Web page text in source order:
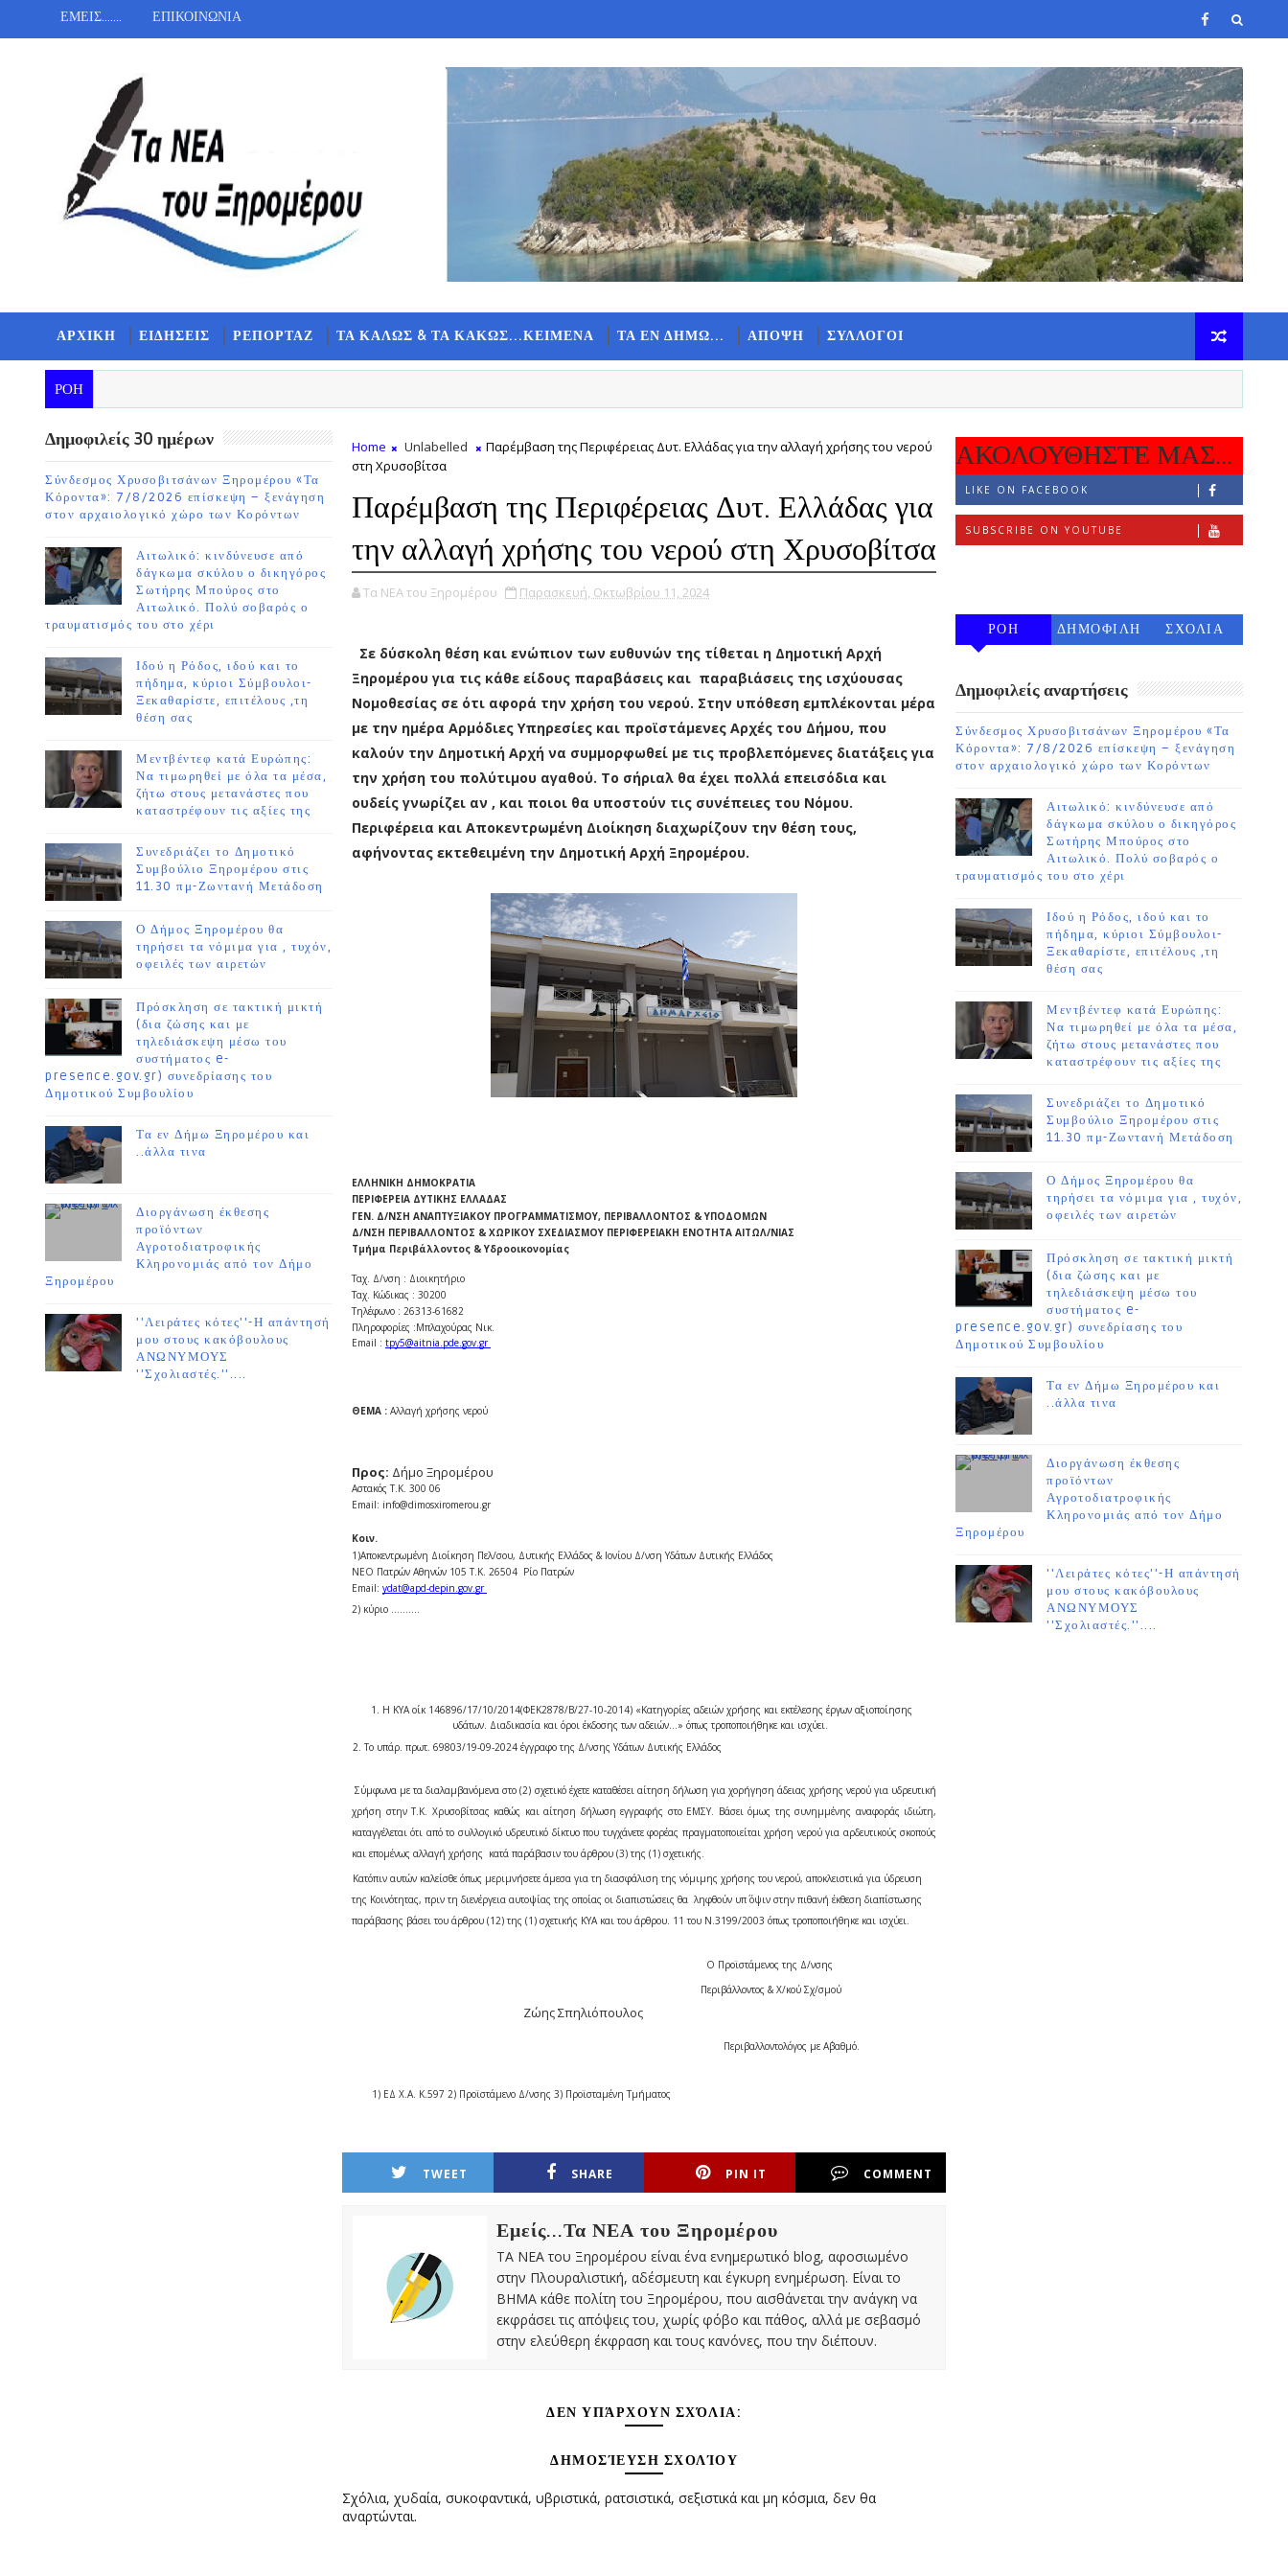
ΕΜΕΙΣ....... ΕΠΙΚΟΙΝΩΝΙΑ
ΑΡΧΙΚΗ ΕΙΔΗΣΕΙΣ ΡΕΠΟΡΤΑΖ ΤΑ ΚΑΛΩΣ & ΤΑ ΚΑΚΩΣ...ΚΕΙΜΕΝΑ ΤΑ ΕΝ ΔΗΜΩ... ΑΠΟΨΗ ΣΥΛΛΟΓΟΙ
ΡΟΗ
Δημοφιλείς 30 ημέρων
Σύνδεσμος Χρυσοβιτσάνων Ξηρομέρου «Τα
Κόροντα»: 7/8/2026 επίσκεψη – ξενάγηση
στον αρχαιολογικό χώρο των Κορόντων
Αιτωλικό: κινδύνευσε από
δάγκωμα σκύλου ο δικηγόρος
Σωτήρης Μπούρος στο
Αιτωλικό. Πολύ σοβαρός ο
τραυματισμός του στο χέρι
Ιδού η Ρόδος, ιδού και το
πήδημα, κύριοι Σύμβουλοι-
Ξεκαθαρίστε, επιτέλους ,τη
θέση σας
Μεντβέντεφ κατά Ευρώπης:
Να τιμωρηθεί με όλα τα μέσα,
ζήτω στους μετανάστες που
καταστρέφουν τις αξίες της
Συνεδριάζει το Δημοτικό
Συμβούλιο Ξηρομέρου στις
11.30 πμ-Ζωντανή Μετάδοση
Ο Δήμος Ξηρομέρου θα
τηρήσει τα νόμιμα για , τυχόν,
οφειλές των αιρετών
Πρόσκληση σε τακτική μικτή
(δια ζώσης και με
τηλεδιάσκεψη μέσω του
συστήματος e-
presence.gov.gr) συνεδρίασης του
Δημοτικού Συμβουλίου
Τα εν Δήμω Ξηρομέρου και
..άλλα τινα
Διοργάνωση έκθεσης
προϊόντων
Αγροτοδιατροφικής
Κληρονομιάς από τον Δήμο
Ξηρομέρου
''Λειράτες κότες''-Η απάντησή
μου στους κακόβουλους
ΑΝΩΝΥΜΟΥΣ
''Σχολιαστές.''....
Home Unlabelled
Παρέμβαση της Περιφέρειας Δυτ. Ελλάδας για την αλλαγή χρήσης του νερού
στη Χρυσοβίτσα
Παρέμβαση της Περιφέρειας Δυτ. Ελλάδας για
την αλλαγή χρήσης του νερού στη Χρυσοβίτσα
Τα ΝΕΑ του Ξηρομέρου Παρασκευή, Οκτωβρίου 11, 2024
Σε δύσκολη θέση και ενώπιον των ευθυνών της τίθεται η Δημοτική Αρχή
Ξηρομέρου για τις κάθε είδους παραβάσεις και παραβιάσεις της ισχύουσας
Νομοθεσίας σε ότι αφορά την χρήση του νερού. Στην υπόθεση εμπλέκονται μέρα
με την ημέρα Αρμόδιες Υπηρεσίες και προϊστάμενες Αρχές του Δήμου, που
καλούν την Δημοτική Αρχή να συμμορφωθεί με τις προβλεπόμενες διατάξεις για
την χρήση του πολύτιμου αγαθού. Το σήριαλ θα έχει πολλά επεισόδια και
ουδείς γνωρίζει αν , και ποιοι θα υποστούν τις συνέπειες του Νόμου.
Περιφέρεια και Αποκεντρωμένη Διοίκηση διαχωρίζουν την θέση τους,
αφήνοντας εκτεθειμένη την Δημοτική Αρχή Ξηρομέρου.
ΕΛΛΗΝΙΚΗ ΔΗΜΟΚΡΑΤΙΑ
ΠΕΡΙΦΕΡΕΙΑ ΔΥΤΙΚΗΣ ΕΛΛΑΔΑΣ
ΓΕΝ. Δ/ΝΣΗ ΑΝΑΠΤΥΞΙΑΚΟΥ ΠΡΟΓΡΑΜΜΑΤΙΣΜΟΥ, ΠΕΡΙΒΑΛΛΟΝΤΟΣ & ΥΠΟΔΟΜΩΝ
Δ/ΝΣΗ ΠΕΡΙΒΑΛΛΟΝΤΟΣ & ΧΩΡΙΚΟΥ ΣΧΕΔΙΑΣΜΟΥ ΠΕΡΙΦΕΡΕΙΑΚΗ ΕΝΟΤΗΤΑ ΑΙΤΩΛ/ΝΙΑΣ
Τμήμα Περιβάλλοντος & Υδροοικονομίας
Ταχ. Δ/νση : Διοικητήριο
Ταχ. Κώδικας : 30200
Τηλέφωνο : 26313-61682
Πληροφορίες :Μπλαχούρας Νικ.
Εmail : tpy5@aitnia.pde.gov.gr
ΘΕΜΑ : Aλλαγή χρήσης νερού
Προς: Δήμο Ξηρομέρου
Αστακός Τ.Κ. 300 06
Email: info@dimosxiromerou.gr
Κοιν.
1)Αποκεντρωμένη Διοίκηση Πελ/σου, Δυτικής Ελλάδος & Ιονίου Δ/νση Υδάτων Δυτικής Ελλάδος
ΝΕΟ Πατρών Αθηνών 105 Τ.Κ. 26504 Ρίο Πατρών
Email: ydat@apd-depin.gov.gr
2) κύριο ..........
1. Η ΚΥΑ οίκ 146896/17/10/2014(ΦΕΚ2878/Β/27-10-2014) «Κατηγορίες αδειών χρήσης και εκτέλεσης έργων αξιοποίησης
υδάτων. Διαδικασία και όροι έκδοσης των αδειών…» όπως τροποποιήθηκε και ισχύει.
2.Το υπ΄αρ. πρωτ. 69803/19-09-2024 έγγραφο της Δ/νσης Υδάτων Δυτικής Ελλάδος
Σύμφωνα με τα διαλαμβανόμενα στο (2) σχετικό έχετε καταθέσει αίτηση δήλωση για χορήγηση άδειας χρήσης νερού για υδρευτική
χρήση στην Τ.Κ. Χρυσοβίτσας καθώς και αίτηση δήλωση εγγραφής στο ΕΜΣΥ. Βάσει όμως της συνημμένης αναφοράς ιδιώτη,
καταγγέλεται ότι από το συλλογικό υδρευτικό δίκτυο που τυγχάνετε φορέας πραγματοποιείται χρήση νερού για αρδευτικούς σκοπούς
και επομένως αλλαγή χρήσης κατά παράβασιν του άρθρου (3) της (1) σχετικής.
Κατόπιν αυτών καλείσθε όπως μεριμνήσετε άμεσα για τη διασφάλιση της νόμιμης χρήσης του νερού, αποκλειστικά για ύδρευση
της Κοινότητας, πριν τη διενέργεια αυτοψίας της οποίας οι διαπιστώσεις θα ληφθούν υπ΄ όψιν στην πιθανή έκθεση διαπίστωσης
παράβασης βάσει του άρθρου (12) της (1) σχετικής ΚΥΑ και του άρθρου. 11 του Ν.3199/2003 όπως τροποποιήθηκε και ισχύει.
Ο Προϊστάμενος της Δ/νσης
Περιβάλλοντος & Χ/κού Σχ/σμού
Ζώης Σπηλιόπουλος
Περιβαλλοντολόγος με Α΄βαθμό.
1) ΕΔ Χ.Α. Κ.597 2) Προϊστάμενο Δ/νσης 3) Προϊσταμένη Τμήματος
TWEET SHARE PIN IT COMMENT
Εμείς...Τα ΝΕΑ του Ξηρομέρου
ΤΑ ΝΕΑ του Ξηρομέρου είναι ένα ενημερωτικό blog, αφοσιωμένο
στην Πλουραλιστική, αδέσμευτη και έγκυρη ενημέρωση. Είναι το
ΒΗΜΑ κάθε πολίτη του Ξηρομέρου, που αισθάνεται την ανάγκη να
εκφράσει τις απόψεις του, χωρίς φόβο και πάθος, αλλά με σεβασμό
στην ελεύθερη έκφραση και τους κανόνες, που την διέπουν.
ΔΕΝ ΥΠΆΡΧΟΥΝ ΣΧΌΛΙΑ:
ΔΗΜΟΣΊΕΥΣΗ ΣΧΟΛΊΟΥ
Σχόλια, χυδαία, συκοφαντικά, υβριστικά, ρατσιστικά, σεξιστικά και μη κόσμια, δεν θα
αναρτώνται.
ΑΚΟΛΟΥΘΗΣΤΕ ΜΑΣ...
LIKE ON FACEBOOK
SUBSCRIBE ON YOUTUBE
ΡΟΗ
ΔΗΜΟΦΙΛΗ
ΣΧΟΛΙΑ
Δημοφιλείς αναρτήσεις
Σύνδεσμος Χρυσοβιτσάνων Ξηρομέρου «Τα
Κόροντα»: 7/8/2026 επίσκεψη – ξενάγηση
στον αρχαιολογικό χώρο των Κορόντων
Αιτωλικό: κινδύνευσε από
δάγκωμα σκύλου ο δικηγόρος
Σωτήρης Μπούρος στο
Αιτωλικό. Πολύ σοβαρός ο
τραυματισμός του στο χέρι
Ιδού η Ρόδος, ιδού και το
πήδημα, κύριοι Σύμβουλοι-
Ξεκαθαρίστε, επιτέλους ,τη
θέση σας
Μεντβέντεφ κατά Ευρώπης:
Να τιμωρηθεί με όλα τα μέσα,
ζήτω στους μετανάστες που
καταστρέφουν τις αξίες της
Συνεδριάζει το Δημοτικό
Συμβούλιο Ξηρομέρου στις
11.30 πμ-Ζωντανή Μετάδοση
Ο Δήμος Ξηρομέρου θα
τηρήσει τα νόμιμα για , τυχόν,
οφειλές των αιρετών
Πρόσκληση σε τακτική μικτή
(δια ζώσης και με
τηλεδιάσκεψη μέσω του
συστήματος e-
presence.gov.gr) συνεδρίασης του
Δημοτικού Συμβουλίου
Τα εν Δήμω Ξηρομέρου και
..άλλα τινα
Διοργάνωση έκθεσης
προϊόντων
Αγροτοδιατροφικής
Κληρονομιάς από τον Δήμο
Ξηρομέρου
''Λειράτες κότες''-Η απάντησή
μου στους κακόβουλους
ΑΝΩΝΥΜΟΥΣ
''Σχολιαστές.''....